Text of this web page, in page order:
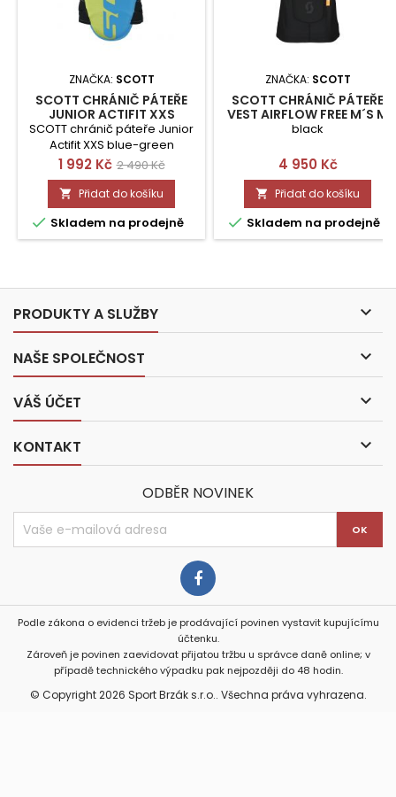
ZNAČKA: SCOTT
SCOTT CHRÁNIČ PÁTEŘE
JUNIOR ACTIFIT XXS
SCOTT chránič páteře Junior
Actifit XXS blue-green
Cena
1 992 Kč Běžná
cena
2 490 Kč
 Přidat do košíku
 Skladem na prodejně
ZNAČKA: SCOTT
SCOTT CHRÁNIČ PÁTEŘE
VEST AIRFLOW FREE M´S M
black
Cena
4 950 Kč
 Přidat do košíku
 Skladem na prodejně
PRODUKTY A SLUŽBY 
NAŠE SPOLEČNOST 
VÁŠ ÚČET 
KONTAKT 
ODBĚR NOVINEK
Podle zákona o evidenci tržeb je prodávající povinen vystavit kupujícímu
účtenku.
Zároveň je povinen zaevidovat přijatou tržbu u správce daně online; v
případě technického výpadku pak nejpozději do 48 hodin.
© Copyright 2026 Sport Brzák s.r.o.. Všechna práva vyhrazena.